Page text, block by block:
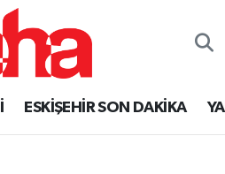
ESKİŞEHİR SON DAKİKA